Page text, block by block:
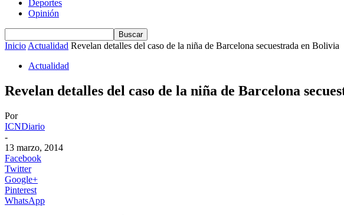
Deportes
Opinión
InicioActualidad Revelan detalles del caso de la niña de Barcelona secuestrada en Bolivia
Actualidad
Revelan detalles del caso de la niña de Barcelona
Por
ICNDiario
-
13 marzo, 2014
Facebook
Twitter
Google+
Pinterest
WhatsApp